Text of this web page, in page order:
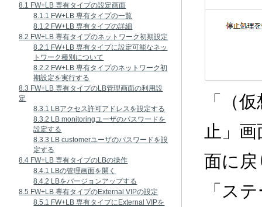
8.1 FW+LB 専有タイプの設定画面
8.1.1 FW+LB 専有タイプの一覧
8.1.2 FW+LB 専有タイプの詳細
8.2 FW+LB 専有タイプのネットワーク初期設定
8.2.1 FW+LB 専有タイプに設定可能なネッ
トワーク種別について
8.2.2 FW+LB 専有タイプのネットワーク初
期設定を実行する
8.3 FW+LB 専有タイプのLB管理画面の利用設
定
8.3.1 LBアクセス許可アドレスを設定する
8.3.2 LB monitoringユーザのパスワードを
設定する
8.3.3 LB customerユーザのパスワードを設
定する
8.4 FW+LB 専有タイプのLBの操作
8.4.1 LBの管理画面を開く
8.4.2 LBをバージョンアップする
8.5 FW+LB 専有タイプのExternal VIPの設定
8.5.1 FW+LB 専有タイプにExternal VIPを
「（
止」
面に
「ス